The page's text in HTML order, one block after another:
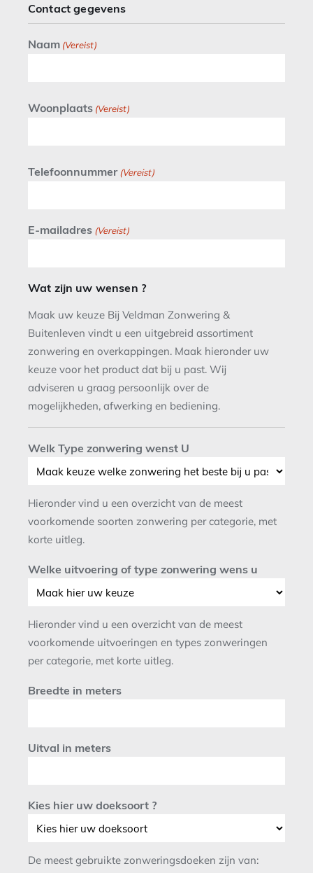
Contact gegevens
Naam (Vereist)
Woonplaats (Vereist)
Telefoonnummer (Vereist)
E-mailadres (Vereist)
Wat zijn uw wensen ?
Maak uw keuze Bij Veldman Zonwering &
Buitenleven vindt u een uitgebreid assortiment
zonwering en overkappingen. Maak hieronder uw
keuze voor het product dat bij u past. Wij
adviseren u graag persoonlijk over de
mogelijkheden, afwerking en bediening.
Welk Type zonwering wenst U
Hieronder vind u een overzicht van de meest
voorkomende soorten zonwering per categorie, met
korte uitleg.
Welke uitvoering of type zonwering wens u
Hieronder vind u een overzicht van de meest
voorkomende uitvoeringen en types zonweringen
per categorie, met korte uitleg.
Breedte in meters
Uitval in meters
Kies hier uw doeksoort ?
De meest gebruikte zonweringsdoeken zijn van: